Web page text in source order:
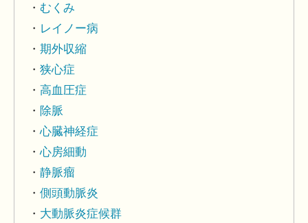
むくみ
レイノー病
期外収縮
狭心症
高血圧症
除脈
心臓神経症
心房細動
静脈瘤
側頭動脈炎
大動脈炎症候群